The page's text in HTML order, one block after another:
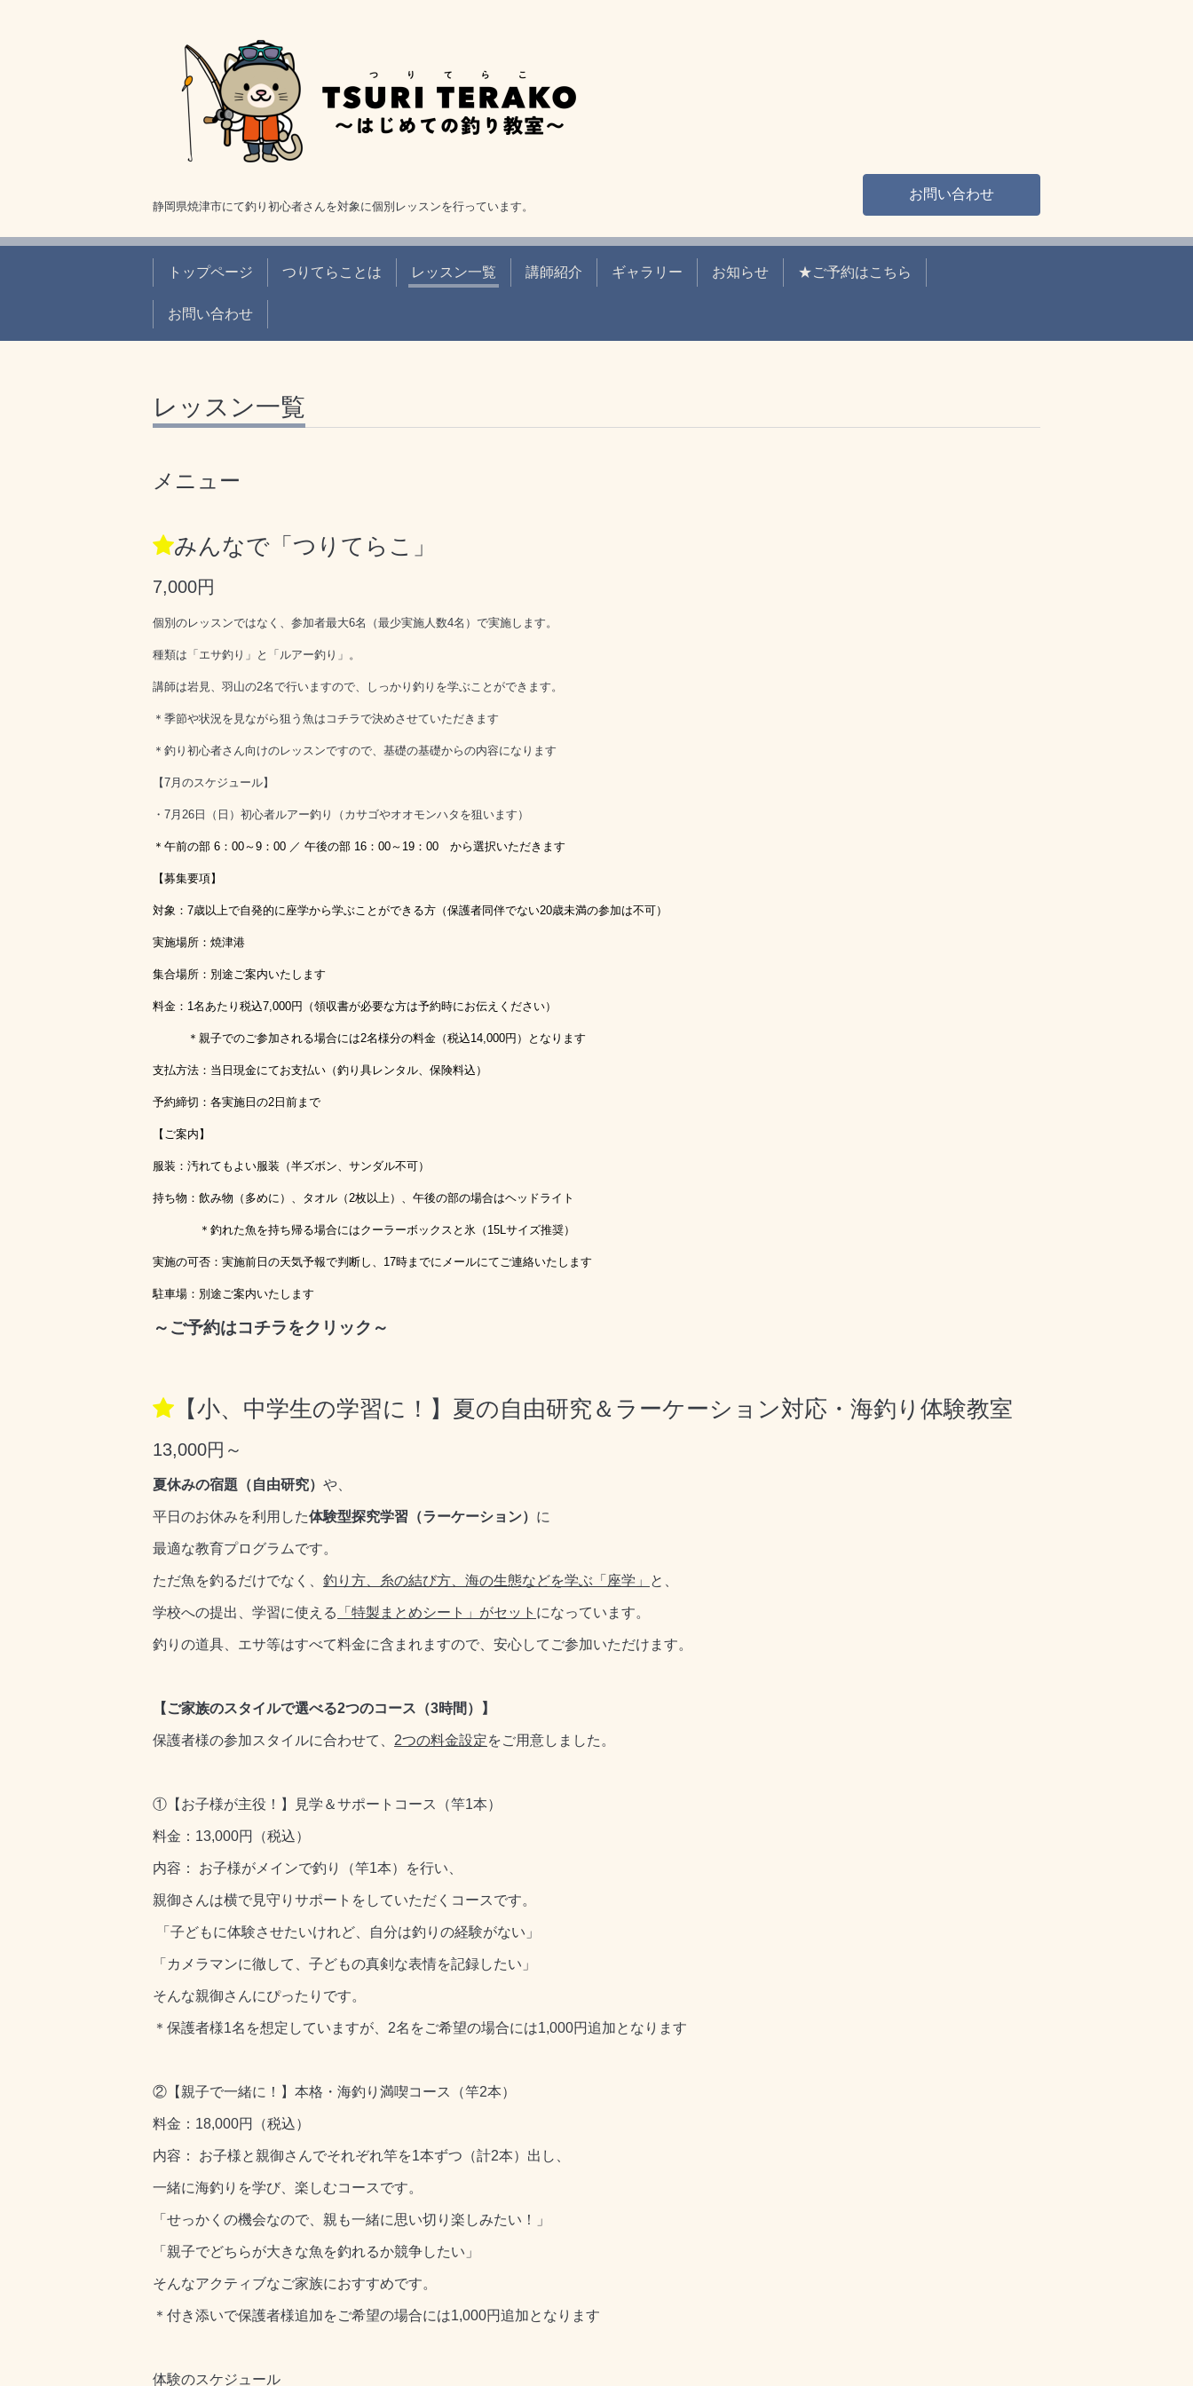
静岡県焼津市にて釣り初心者さんを対象に個別レッスンを行っています。
お問い合わせ
トップページ つりてらことは レッスン一覧 講師紹介 ギャラリー お知らせ ★ご予約はこちら
お問い合わせ
レッスン一覧
メニュー
みんなで「つりてらこ」
7,000円
個別のレッスンではなく、参加者最大6名（最少実施人数4名）で実施します。
種類は「エサ釣り」と「ルアー釣り」。
講師は岩見、羽山の2名で行いますので、しっかり釣りを学ぶことができます。
＊季節や状況を見ながら狙う魚はコチラで決めさせていただきます
＊釣り初心者さん向けのレッスンですので、基礎の基礎からの内容になります
【7月のスケジュール】
・7月26日（日）初心者ルアー釣り（カサゴやオオモンハタを狙います）
＊午前の部 6：00～9：00 ／ 午後の部 16：00～19：00 から選択いただきます
【募集要項】
対象：7歳以上で自発的に座学から学ぶことができる方（保護者同伴でない20歳未満の参加は不可）
実施場所：焼津港
集合場所：別途ご案内いたします
料金：1名あたり税込7,000円（領収書が必要な方は予約時にお伝えください）
＊親子でのご参加される場合には2名様分の料金（税込14,000円）となります
支払方法：当日現金にてお支払い（釣り具レンタル、保険料込）
予約締切：各実施日の2日前まで
【ご案内】
服装：汚れてもよい服装（半ズボン、サンダル不可）
持ち物：飲み物（多めに）、タオル（2枚以上）、午後の部の場合はヘッドライト
＊釣れた魚を持ち帰る場合にはクーラーボックスと氷（15Lサイズ推奨）
実施の可否：実施前日の天気予報で判断し、17時までにメールにてご連絡いたします
駐車場：別途ご案内いたします
～ご予約はコチラをクリック～
【小、中学生の学習に！】夏の自由研究＆ラーケーション対応・海釣り体験教室
13,000円～
夏休みの宿題（自由研究） や、
平日のお休みを利用した体験型探究学習（ラーケーション） に
最適な教育プログラムです。
ただ魚を釣るだけでなく、 釣り方、糸の結び方、海の生態などを学ぶ「座学」 と、
学校への提出、学習に使える 「特製まとめシート」がセット になっています。
釣りの道具、エサ等はすべて料金に含まれますので、安心してご参加いただけます。
【ご家族のスタイルで選べる2つのコース（3時間）】
保護者様の参加スタイルに合わせて、 2つの料金設定をご用意しました。
①【お子様が主役！】見学＆サポートコース（竿1本）
料金：13,000円（税込）
内容： お子様がメインで釣り（竿1本）を行い、
親御さんは横で見守りサポートをしていただくコースです。
「子どもに体験させたいけれど、自分は釣りの経験がない」
「カメラマンに徹して、子どもの真剣な表情を記録したい」
そんな親御さんにぴったりです。
＊保護者様1名を想定していますが、2名をご希望の場合には1,000円追加となります
②【親子で一緒に！】本格・海釣り満喫コース（竿2本）
料金：18,000円（税込）
内容： お子様と親御さんでそれぞれ竿を1本ずつ（計2本）出し、
一緒に海釣りを学び、楽しむコースです。
「せっかくの機会なので、親も一緒に思い切り楽しみたい！」
「親子でどちらが大きな魚を釣れるか競争したい」
そんなアクティブなご家族におすすめです。
＊付き添いで保護者様追加をご希望の場合には1,000円追加となります
体験のスケジュール